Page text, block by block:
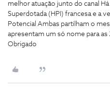
melhor atuação junto do canal
Superdotada (HPI) francesa e a
Potencial Ambas partilham o
apresentam um só nome para
Obrigado